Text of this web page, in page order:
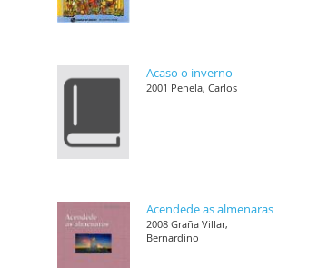
Acaso o inverno
2001 Penela, Carlos
Acendede as almenaras
2008 Graña Villar,
Bernardino